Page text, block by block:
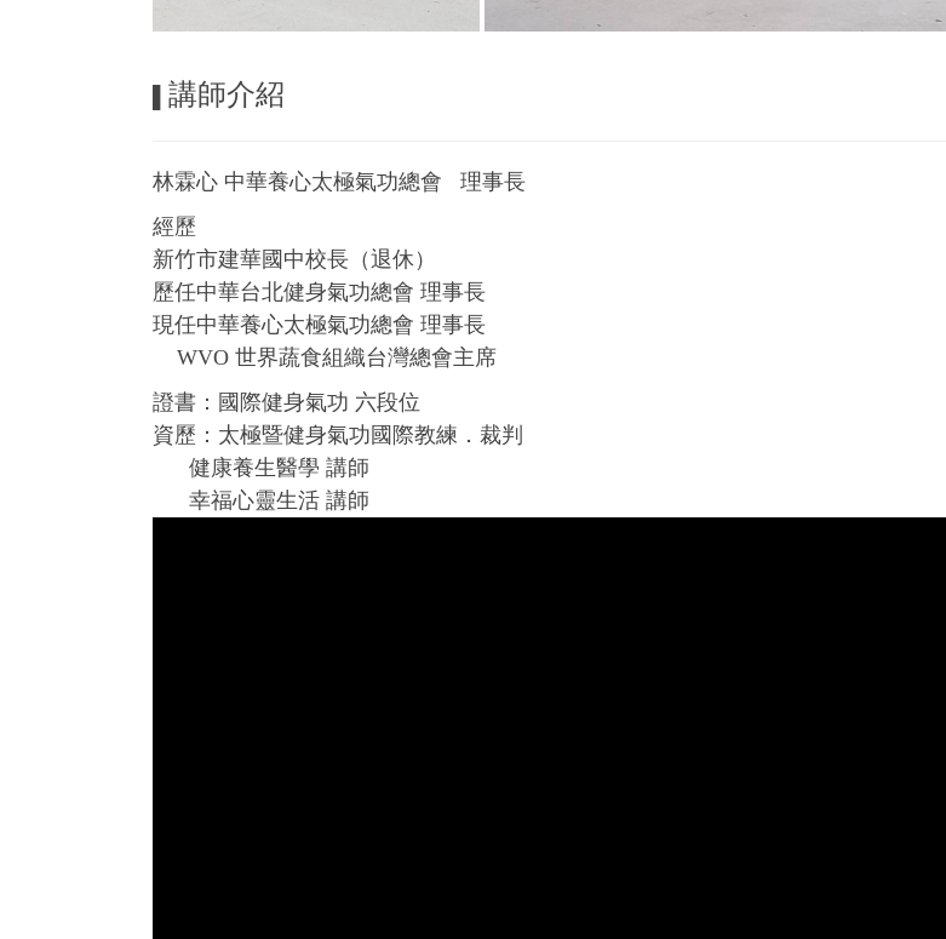
講師介紹
林霖心 中華養心太極氣功總會 理事長
經歷
新竹市建華國中校長（退休）
歷任中華台北健身氣功總會 理事長
現任中華養心太極氣功總會 理事長
WVO 世界蔬食組織台灣總會主席
證書：國際健身氣功 六段位
資歷：太極暨健身氣功國際教練．裁判
健康養生醫學 講師
幸福心靈生活 講師